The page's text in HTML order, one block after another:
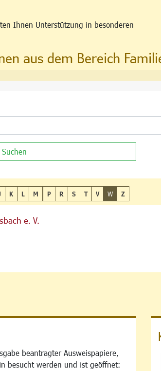
Ihnen Unterstützung in besonderen
aus dem Bereich
Suchen
K L M P R S T V W Z
e. V.
beantragter Ausweispapiere,
besucht werden und ist geöffnet: